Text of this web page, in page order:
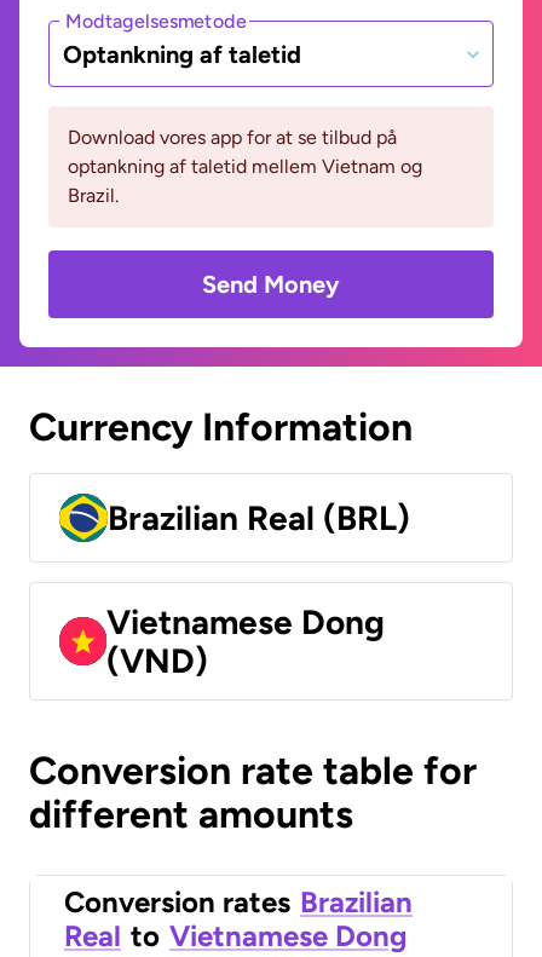
Modtagelsesmetode
Optankning af taletid
Download vores app for at se tilbud på
optankning af taletid mellem Vietnam og
Brazil.
Send Money
Currency Information
Brazilian Real (BRL)
Vietnamese Dong
(VND)
Conversion rate table for
different amounts
Conversion rates Brazilian
Real to Vietnamese Dong